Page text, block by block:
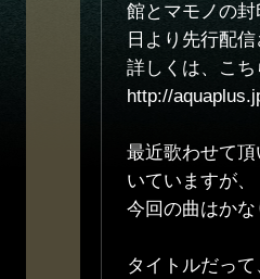
館とマモノの
日より先行配信
詳しくは、こ
http://
最近歌わせて
いていますが、
今回の曲はかな
タイトルだっ